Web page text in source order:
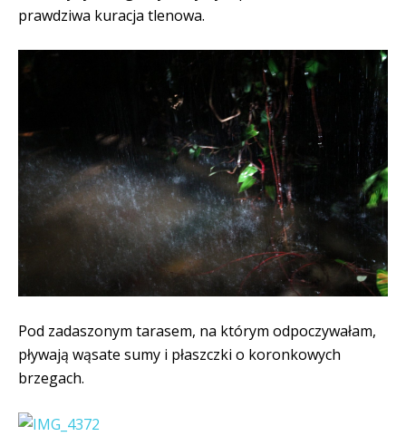
prawdziwa kuracja tlenowa.
Pod zadaszonym tarasem, na którym odpoczywałam,
pływają wąsate sumy i płaszczki o koronkowych
brzegach.